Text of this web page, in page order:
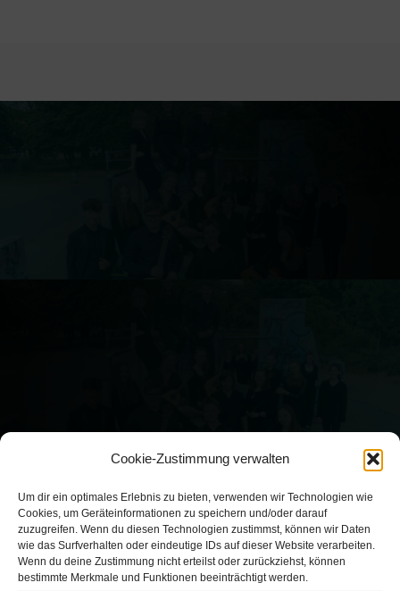
Cookie-Zustimmung verwalten
Um dir ein optimales Erlebnis zu bieten, verwenden wir Technologien wie
Cookies, um Geräteinformationen zu speichern und/oder darauf
zuzugreifen. Wenn du diesen Technologien zustimmst, können wir Daten
wie das Surfverhalten oder eindeutige IDs auf dieser Website verarbeiten.
Wenn du deine Zustimmung nicht erteilst oder zurückziehst, können
bestimmte Merkmale und Funktionen beeinträchtigt werden.
©2026 LJZO Sachsen